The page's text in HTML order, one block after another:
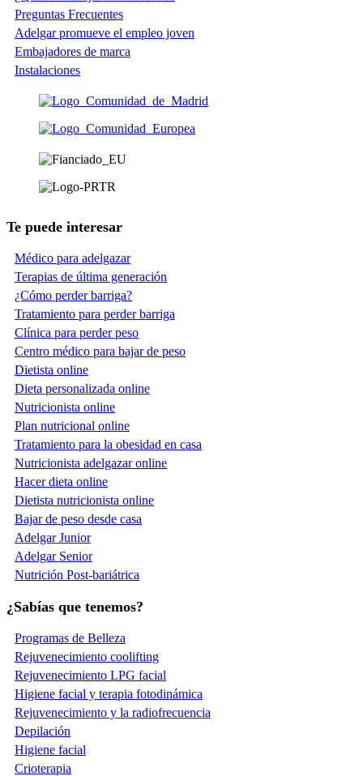
Preguntas Frecuentes
Adelgar promueve el empleo joven
Embajadores de marca
Instalaciones
Te puede interesar
Médico para adelgazar
Terapias de última generación
¿Cómo perder barriga?
Tratamiento para perder barriga
Clínica para perder peso
Centro médico para bajar de peso
Dietista online
Dieta personalizada online
Nutricionista online
Plan nutricional online
Tratamiento para la obesidad en casa
Nutricionista adelgazar online
Hacer dieta online
Dietista nutricionista online
Bajar de peso desde casa
Adelgar Junior
Adelgar Senior
Nutrición Post-bariátrica
¿Sabías que tenemos?
Programas de Belleza
Rejuvenecimiento coolifting
Rejuvenecimiento LPG facial
Higiene facial y terapia fotodinámica
Rejuvenecimiento y la radiofrecuencia
Depilación
Higiene facial
Crioterapia